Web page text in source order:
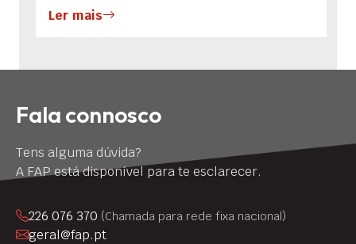
Ler mais
Fala connosco
Tens alguma dúvida?
A FAP está disponível para te esclarecer.
226 076 370 (Chamada para rede fixa nacional)
geral@fap.pt